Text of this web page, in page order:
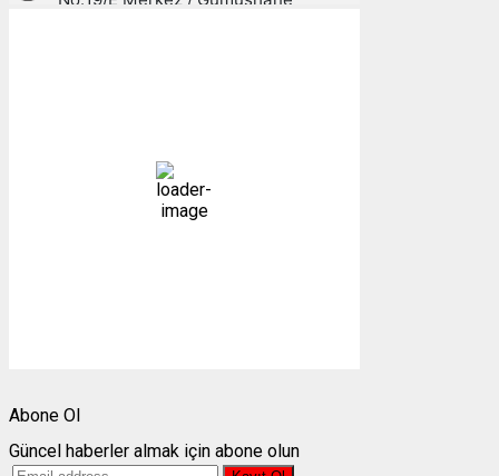
87 %
1015 mb
Abone Ol
Güncel haberler almak için abone olun